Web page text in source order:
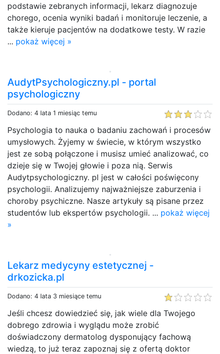
podstawie zebranych informacji, lekarz diagnozuje
chorego, ocenia wyniki badań i monitoruje leczenie, a
także kieruje pacjentów na dodatkowe testy. W razie
... pokaż więcej »
AudytPsychologiczny.pl - portal
psychologiczny
Dodano: 4 lata 1 miesiąc temu
Psychologia to nauka o badaniu zachowań i procesów
umysłowych. Żyjemy w świecie, w którym wszystko
jest ze sobą połączone i musisz umieć analizować, co
dzieje się w Twojej głowie i poza nią. Serwis
Audytpsychologiczny. pl jest w całości poświęcony
psychologii. Analizujemy najważniejsze zaburzenia i
choroby psychiczne. Nasze artykuły są pisane przez
studentów lub ekspertów psychologii. ... pokaż więcej
»
Lekarz medycyny estetycznej -
drkozicka.pl
Dodano: 4 lata 3 miesiące temu
Jeśli chcesz dowiedzieć się, jak wiele dla Twojego
dobrego zdrowia i wyglądu może zrobić
doświadczony dermatolog dysponujący fachową
wiedzą, to już teraz zapoznaj się z ofertą doktor